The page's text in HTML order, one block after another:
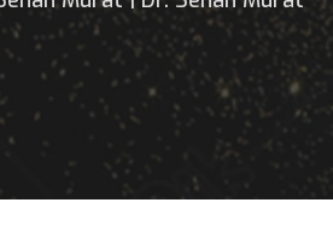
Blog
Genel
Uzmanı Olmayı
Senan Murat | Dr. Senan